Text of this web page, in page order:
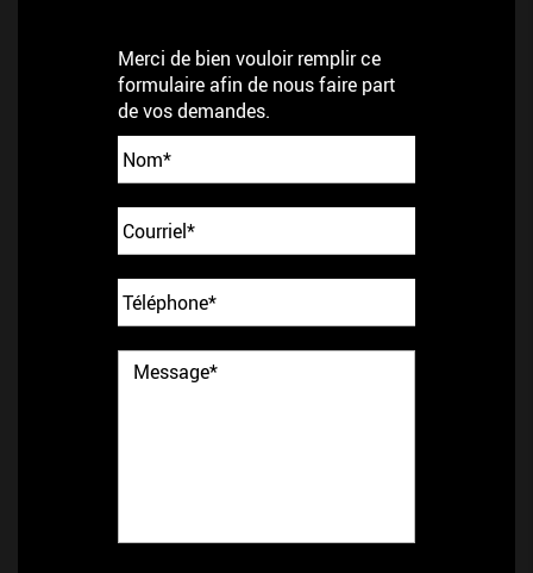
Merci de bien vouloir remplir ce
formulaire afin de nous faire part
de vos demandes.